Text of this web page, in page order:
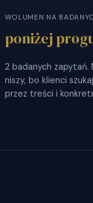
WOLUMEN NA
poniżej
2 badanych zapytań.
niszy, bo klienci
przez treści i